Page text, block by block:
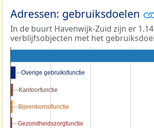
Adressen: gebruiksdoelen
In de buurt Havenwijk-Zuid zijn er
verblijfsobjecten met het
Overige gebruiksfunctie
Overige gebruiksfunctie
Kantoorfunctie
Kantoorfunctie
Bijeenkomstfunctie
Bijeenkomstfunctie
Gezondheidszorgfunctie
Gezondheidszorgfunctie